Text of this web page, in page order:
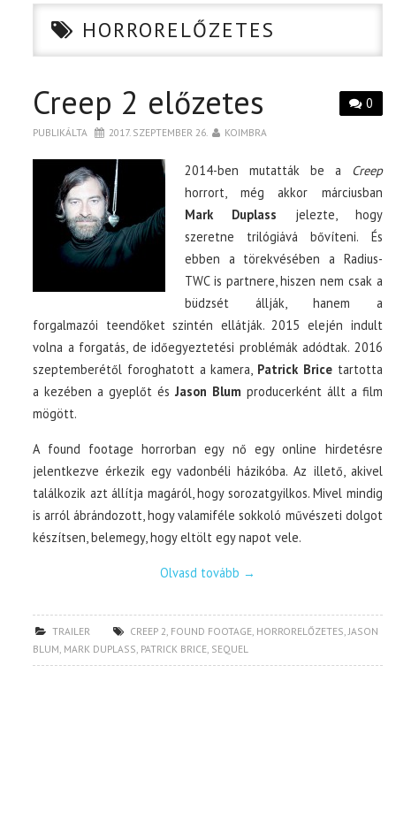
CIKK
PÓLÓ RENDELÉS
HORRORELŐZETES
0
Creep 2 előzetes
PUBLIKÁLTA 2017. SZEPTEMBER 26. KOIMBRA
2014-ben mutatták be a Creep
horrort, még akkor márciusban
Mark Duplass jelezte, hogy
szeretne trilógiává bővíteni. És
ebben a törekvésében a Radius-
TWC is partnere, hiszen nem csak a
büdzsét állják, hanem a
forgalmazói teendőket szintén ellátják. 2015 elején indult
volna a forgatás, de időegyeztetési problémák adódtak. 2016
szeptemberétől foroghatott a kamera, Patrick Bricetartotta
a kezében a gyeplőt és Jason Blum producerként állt a film
mögött.
A found footage horrorban egy nő egy online hirdetésre
jelentkezve érkezik egy vadonbéli házikóba. Az illető, akivel
találkozik azt állítja magáról, hogy sorozatgyilkos. Mivel mindig
is arról ábrándozott, hogy valamiféle sokkoló művészeti dolgot
készítsen, belemegy, hogy eltölt egy napot vele.
Olvasd tovább →
TRAILER CREEP 2, FOUND FOOTAGE, HORRORELŐZETES,JASON
BLUM, MARK DUPLASS, PATRICK BRICE, SEQUEL